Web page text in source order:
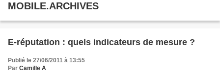
MOBILE.ARCHIVES
E-réputation : quels indicateurs de mesure ?
Publié le 27/06/2011 à 13:55
Par Camille A